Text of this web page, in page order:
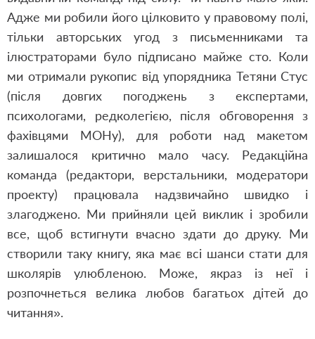
Адже ми робили його цілковито у правовому полі,
тільки авторських угод з письменниками та
ілюстраторами було підписано майже сто. Коли
ми отримали рукопис від упорядника Тетяни Стус
(після довгих погоджень з експертами,
психологами, редколегією, після обговорення з
фахівцями МОНу), для роботи над макетом
залишалося критично мало часу. Редакційна
команда (редактори, верстальники, модератори
проекту) працювала надзвичайно швидко і
злагоджено. Ми прийняли цей виклик і зробили
все, щоб встигнути вчасно здати до друку. Ми
створили таку книгу, яка має всі шанси стати для
школярів улюбленою. Може, якраз із неї і
розпочнеться велика любов багатьох дітей до
читання».